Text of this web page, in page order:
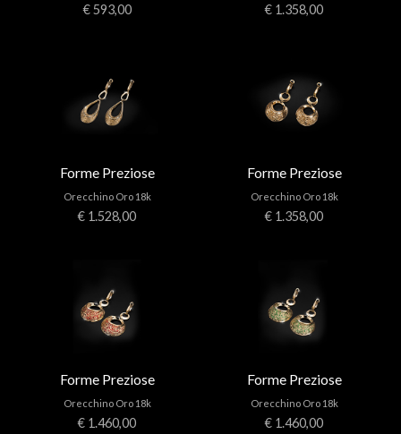
€ 593,00 € 1.358,00
Forme Preziose
Orecchino Oro 18k
€ 1.528,00
Forme Preziose
Orecchino Oro 18k
€ 1.358,00
Forme Preziose
Orecchino Oro 18k
€ 1.460,00
Forme Preziose
Orecchino Oro 18k
€ 1.460,00